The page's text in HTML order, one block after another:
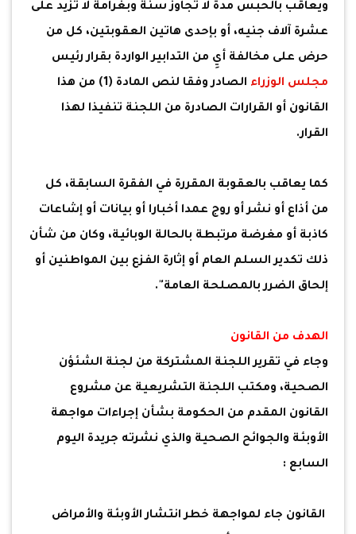
ويعاقب بالحبس مدة لا تجاوز سنة وبغرامة لا تزيد على
عشرة آلاف جنيه، أو بإحدى هاتين العقوبتين، كل من
حرض على مخالفة أيِ من التدابير الواردة بقرار رئيس
مجلس الوزراء
الصادر وفقا لنص المادة (1) من هذا
القانون أو القرارات الصادرة من اللجنة تنفيذا لهذا
القرار.
كما يعاقب بالعقوبة المقررة في الفقرة السابقة، كل
من أذاع أو نشر أو روج عمدا أخبارا أو بيانات أو إشاعات
كاذبة أو مغرضة مرتبطة بالحالة الوبائية، وكان من شأن
ذلك تكدير السلم العام أو إثارة الفزع بين المواطنين أو
إلحاق الضرر بالمصلحة العامة".
الهدف من القانون
وجاء في تقرير اللجنة المشتركة من لجنة الشئؤن
الصحية، ومكتب اللجنة التشريعية عن مشروع
القانون المقدم من الحكومة بشأن إجراءات مواجهة
الأوبئة والجوائح الصحية والذي نشرته جريدة اليوم
السابع :
القانون جاء لمواجهة خطر انتشار الأوبئة والأمراض